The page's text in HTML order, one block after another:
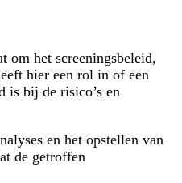
om het screeningsbeleid,
hier een rol in of een
is bij de risico’s en
en het opstellen van
de getroffen